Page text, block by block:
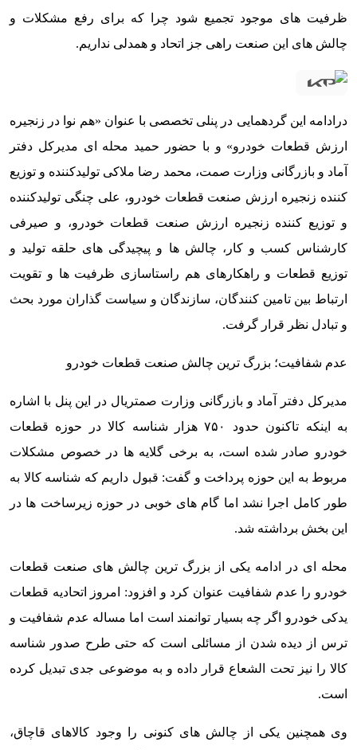
ظرفیت های موجود تجمیع شود چرا که برای رفع مشکلات و
چالش های این صنعت راهی جز اتحاد و همدلی نداریم.
درادامه این گردهمایی در پنلی تخصصی با عنوان «هم‌ نوا در زنجیره
ارزش قطعات خودرو» و با حضور حمید محله ای مدیرکل دفتر
آماد و بازرگانی وزارت صمت، محمد رضا ملاکی تولیدکننده و توزیع
کننده زنجیره ارزش صنعت قطعات خودرو، علی چنگی تولیدکننده
و توزیع کننده زنجیره ارزش صنعت قطعات خودرو، و صیرفی
کارشناس کسب و کار، چالش ها و پیچیدگی های حلقه تولید و
توزیع قطعات و راهکارهای هم راستاسازی ظرفیت ها و تقویت
ارتباط بین تامین کنندگان، سازندگان و سیاست گذاران مورد بحث
و تبادل نظر قرار گرفت.
عدم شفافیت؛ بزرگ ترین چالش صنعت قطعات خودرو
مدیرکل دفتر آماد و بازرگانی وزارت صمتریال در این پنل با اشاره
به اینکه تاکنون حدود ۷۵۰ هزار شناسه کالا در حوزه قطعات
خودرو صادر شده است، به برخی گلایه ها در خصوص مشکلات
مربوط به این حوزه پرداخت و گفت: قبول داریم که شناسه کالا به
طور کامل اجرا نشد اما گام های خوبی در حوزه زیرساخت ها در
این بخش برداشته شد.
محله ای در ادامه یکی از بزرگ ترین چالش های صنعت قطعات
خودرو را عدم شفافیت عنوان کرد و افزود: امروز اتحادیه قطعات
یدکی خودرو اگر چه بسیار توانمند است اما مساله عدم شفافیت و
ترس از دیده شدن از مسائلی است که حتی طرح صدور شناسه
کالا را نیز تحت الشعاع قرار داده و به موضوعی جدی تبدیل کرده
است.
وی همچنین یکی از چالش های کنونی را وجود کالاهای قاچاق،